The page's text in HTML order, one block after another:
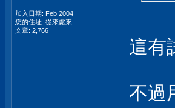
加入日期: Feb 2004
您的住址: 從來處來
文章: 2,766
這有
不過